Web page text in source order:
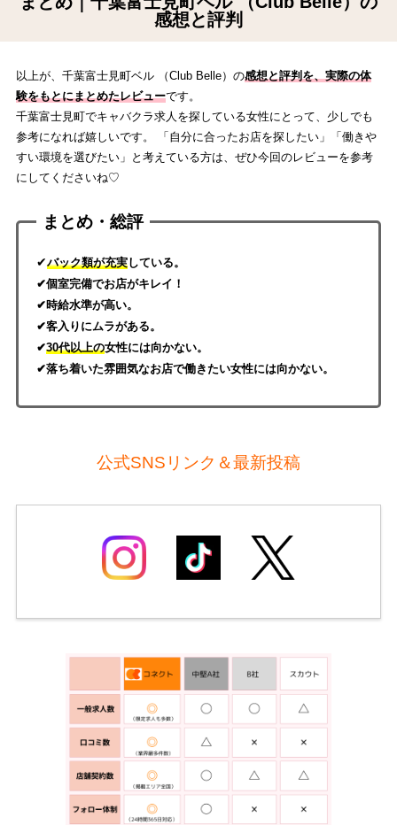
感想と評判
以上が、千葉富士見町ベル （Club Belle）の感想と評判を、実際の体
験をもとにまとめたレビューです。
千葉富士見町でキャバクラ求人を探している女性にとって、少しでも
参考になれば嬉しいです。 「自分に合ったお店を探したい」「働きや
すい環境を選びたい」と考えている方は、ぜひ今回のレビューを参考
にしてくださいね♡
まとめ・総評
✔バック類が充実している。
✔個室完備でお店がキレイ！
✔時給水準が高い。
✔客入りにムラがある。
✔30代以上の女性には向かない。
✔落ち着いた雰囲気なお店で働きたい女性には向かない。
公式SNSリンク＆最新投稿